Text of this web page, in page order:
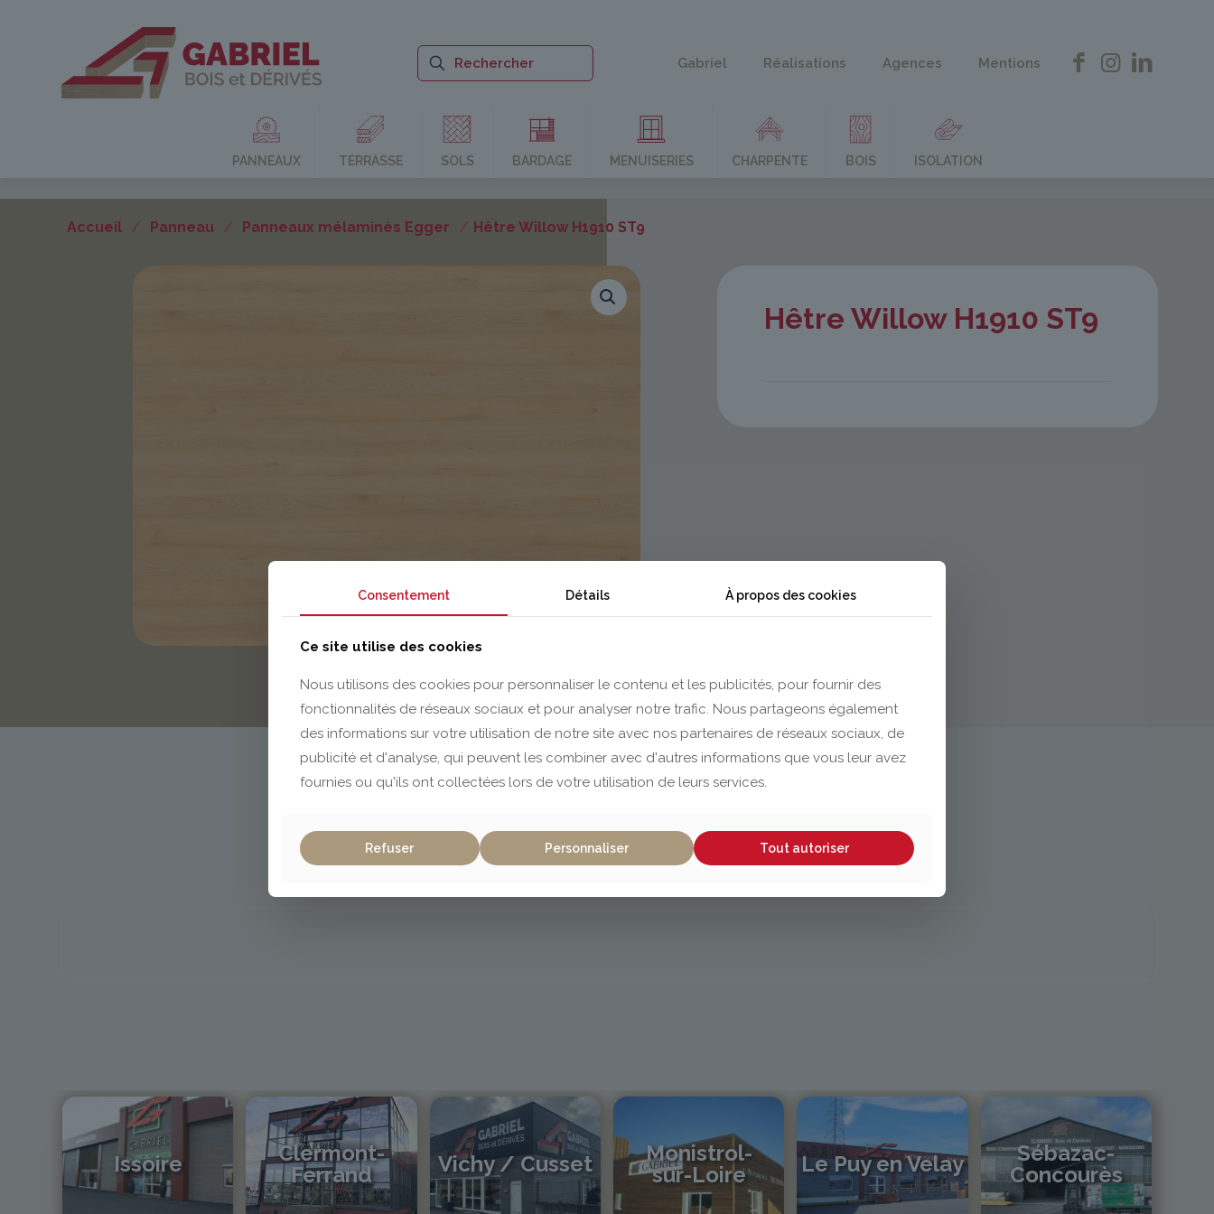
Gabriel Réalisations Agences Mentions
PANNEAUX TERRASSE SOLS BARDAGE MENUISERIES CHARPENTE BOIS ISOLATION
Accueil / Panneau / Panneaux mélaminés Egger / Hêtre Willow H1910 ST9
Hêtre Willow H1910 ST9
Issoire
Clermont-
Ferrand
Vichy / Cusset
Monistrol-
sur-Loire
Le Puy en Velay
Sébazac-
Concourès
Consentement Détails À propos des cookies
Ce site utilise des cookies
Nous utilisons des cookies pour personnaliser le contenu et les publicités, pour fournir des
fonctionnalités de réseaux sociaux et pour analyser notre trafic. Nous partageons également
des informations sur votre utilisation de notre site avec nos partenaires de réseaux sociaux, de
publicité et d'analyse, qui peuvent les combiner avec d'autres informations que vous leur avez
fournies ou qu'ils ont collectées lors de votre utilisation de leurs services.
Refuser Personnaliser Tout autoriser